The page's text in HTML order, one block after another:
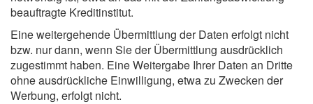
beauftragte Kreditinstitut.
Eine weitergehende Übermittlung der Daten erfolgt nicht
bzw. nur dann, wenn Sie der Übermittlung ausdrücklich
zugestimmt haben. Eine Weitergabe Ihrer Daten an Dritte
ohne ausdrückliche Einwilligung, etwa zu Zwecken der
Werbung, erfolgt nicht.